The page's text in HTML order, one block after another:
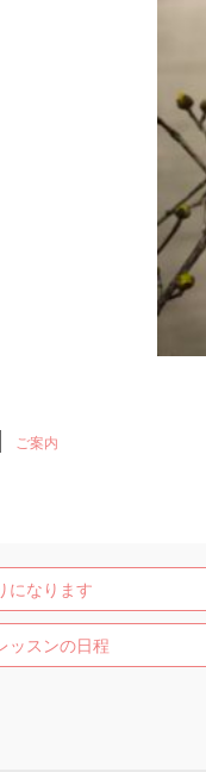
ご案内
になります
ッスンの日程